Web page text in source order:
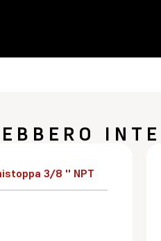
3/8 '' NPT